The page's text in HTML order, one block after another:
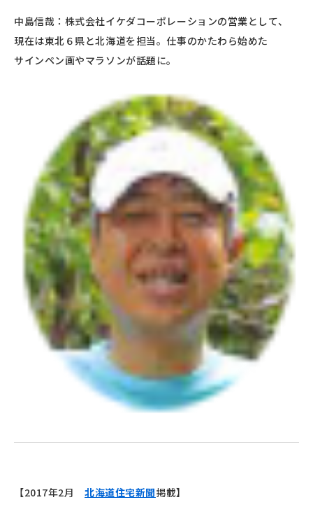
中島信哉：株式会社イケダコーポレーションの営業として、
現在は東北６県と北海道を担当。仕事のかたわら始めた
サインペン画やマラソンが話題に。
【2017年2月北海道住宅新聞掲載】